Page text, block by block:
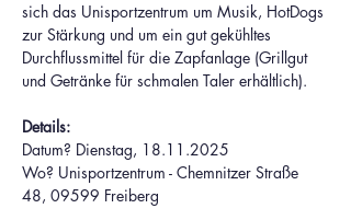
sich das Unisportzentrum um Musik, HotDogs
zur Stärkung und um ein gut gekühltes
Durchflussmittel für die Zapfanlage (Grillgut
und Getränke für schmalen Taler erhältlich).
Details:
Datum? Dienstag, 18.11.2025
Wo? Unisportzentrum - Chemnitzer Straße
48, 09599 Freiberg